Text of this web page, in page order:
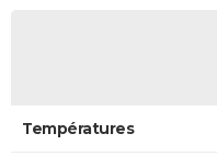
Températures